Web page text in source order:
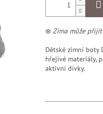
❄️ Zima může
Dětské zimní boty
hřejivé materiály,
aktivní dívky.